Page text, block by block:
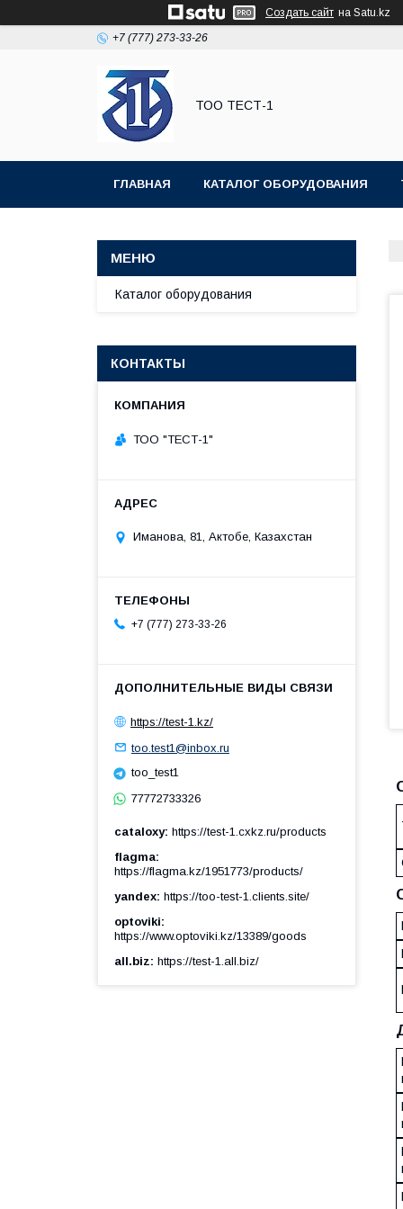
Создать сайт на Satu.kz
+7 (777) 273-33-26
ТОО ТЕСТ-1
ГЛАВНАЯ КАТАЛОГ ОБОРУДОВАНИЯ
Каталог оборудования
КОНТАКТЫ
ТОО "ТЕСТ-1"
Иманова, 81, Актобе, Казахстан
+7 (777) 273-33-26
https://test-1.kz/
too.test1@inbox.ru
too_test1
77772733326
cataloxy https://test-1.cxkz.ru/products
flagma
https://flagma.kz/1951773/products/
yandex https://too-test-1.clients.site/
optoviki
https://www.optoviki.kz/13389/goods
all.biz https://test-1.all.biz/